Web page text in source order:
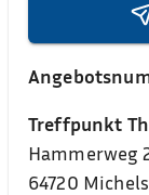
Treffpunkt
Hammerweg
64720